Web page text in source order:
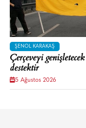
ŞENOL KARAKAŞ
Çerçeveyi
destektir
5 Ağustos 2026